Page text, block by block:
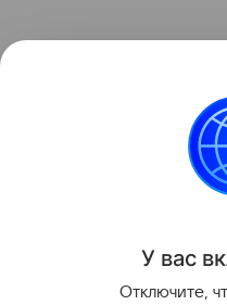
У вас
Отключите,